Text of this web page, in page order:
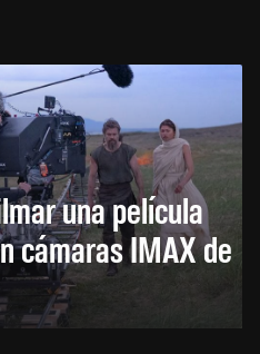
una película
cámaras IMAX de